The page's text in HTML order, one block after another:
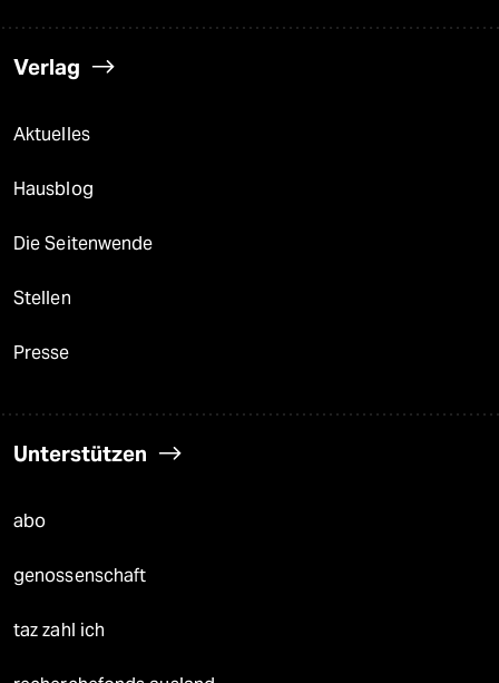
Verlag
Aktuelles
Hausblog
Die Seitenwende
Stellen
Presse
Unterstützen
abo
genossenschaft
taz zahl ich